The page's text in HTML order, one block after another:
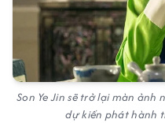
Son Ye Jin sẽ trở lại màn
dự kiến phát hành